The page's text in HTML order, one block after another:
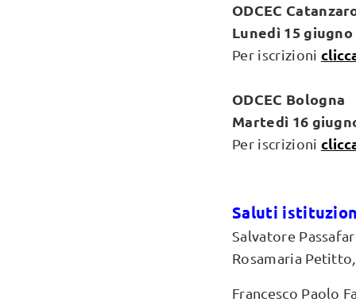
ODCEC
Lunedì 15 giugno
Per iscrizioni
ODCEC Bologna
Martedì 16
Per iscrizioni
Saluti
Salvatore
Rosamaria Petitto
Francesco Paolo